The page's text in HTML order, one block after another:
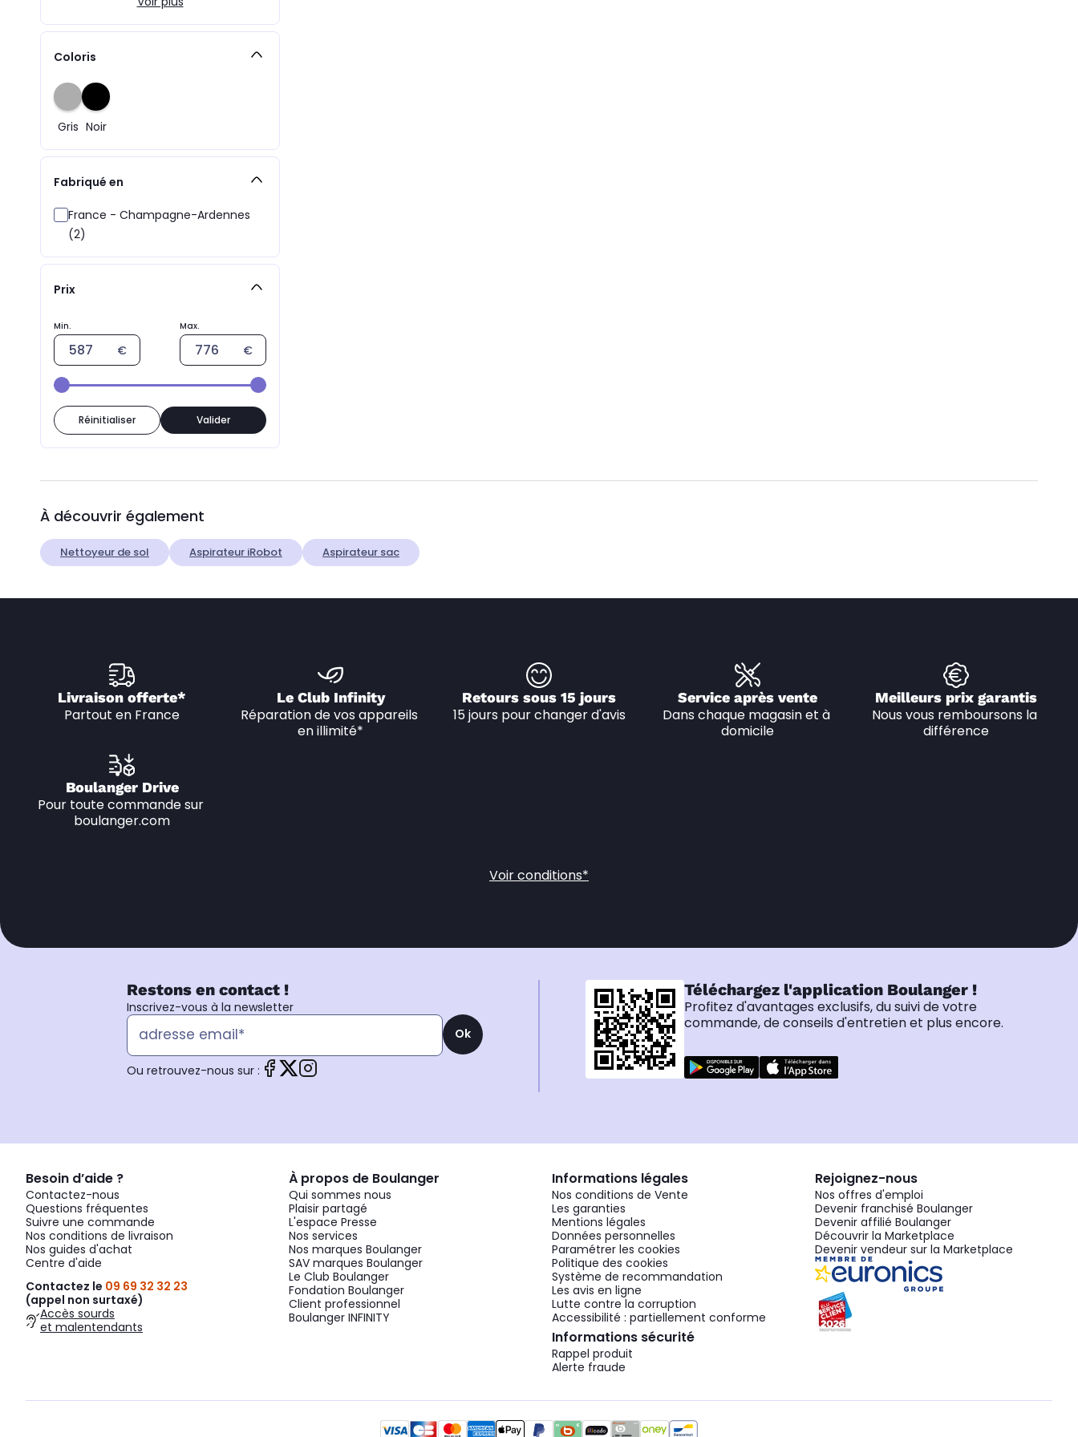
Coloris
Gris Noir
Fabriqué en
France - Champagne-Ardennes
(2)
Prix
Réinitialiser Valider
À découvrir également
Nettoyeur de sol Aspirateur iRobot Aspirateur sac
Livraison offerte*
Partout en France
Le Club Infinity
Réparation de vos appareils
en illimité*
Retours sous 15 jours
15 jours pour changer d'avis
Service après vente
Dans chaque magasin et à
domicile
Meilleurs prix garantis
Nous vous remboursons la
différence
Boulanger Drive
Pour toute commande sur
boulanger.com
Voir conditions*
Restons en contact !
Inscrivez-vous à la newsletter
Ok
Ou retrouvez-nous sur :
Téléchargez l'application Boulanger !
Profitez d'avantages exclusifs, du suivi de votre
commande, de conseils d'entretien et plus encore.
Besoin d’aide ?
Contactez-nous
Questions fréquentes
Suivre une commande
Nos conditions de livraison
Nos guides d'achat
Centre d'aide
Contactez le 09 69 32 32 23
(appel non surtaxé)
Accès sourds
et malentendants
À propos de Boulanger
Qui sommes nous
Plaisir partagé
L'espace Presse
Nos services
Nos marques Boulanger
SAV marques Boulanger
Le Club Boulanger
Fondation Boulanger
Client professionnel
Boulanger INFINITY
Informations légales
Nos conditions de Vente
Les garanties
Mentions légales
Données personnelles
Paramétrer les cookies
Politique des cookies
Système de recommandation
Les avis en ligne
Lutte contre la corruption
Accessibilité : partiellement conforme
Informations sécurité
Rappel produit
Alerte fraude
Rejoignez-nous
Nos offres d'emploi
Devenir franchisé Boulanger
Devenir affilié Boulanger
Découvrir la Marketplace
Devenir vendeur sur la Marketplace